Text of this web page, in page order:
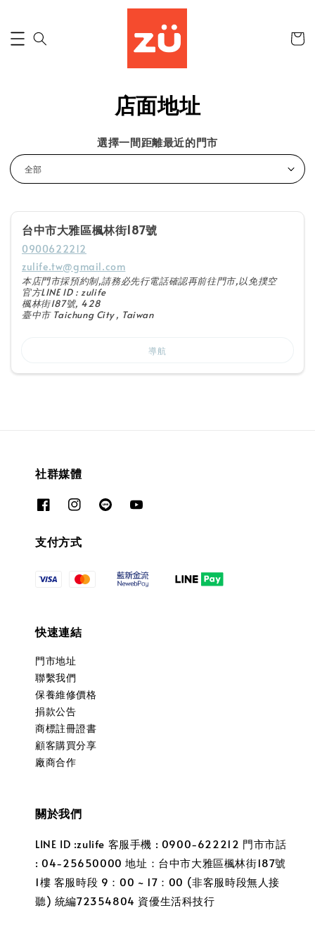
店面地址
選擇一間距離最近的門市
台中市大雅區楓林街187號
0900622212
zulife.tw@gmail.com
本店門市採預約制,請務必先行電話確認再前往門市,以免撲空
官方LINE ID : zulife
楓林街187號, 428
臺中市 Taichung City , Taiwan
導航
社群媒體
支付方式
快速連結
門市地址
聯繫我們
保養維修價格
捐款公告
商標註冊證書
顧客購買分享
廠商合作
關於我們
LINE ID :zulife 客服手機 : 0900-622212 門市市話
: 04-25650000 地址：台中市大雅區楓林街187號
1樓 客服時段 9：00 ~ 17：00 (非客服時段無人接
聽) 統編72354804 資優生活科技行